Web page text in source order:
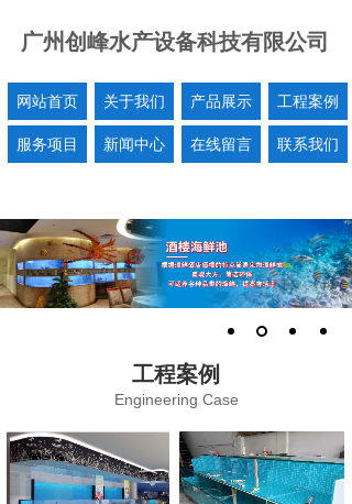
广州创峰水产设备科技有限公司
网站首页 关于我们 产品展示 工程案例
服务项目 新闻中心 在线留言 联系我们
工程案例
Engineering Case